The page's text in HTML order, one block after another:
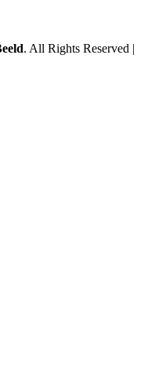
. All Rights Reserved |